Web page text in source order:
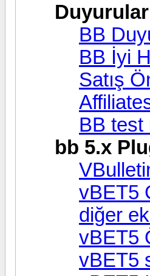
BB
BB İyi
Satış
BB test
bb 5.x
vBET5
diğer
vBET5
vBET5